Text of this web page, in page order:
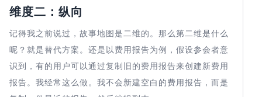
维度二：纵向
记得我之前说过，故事地图是二维的。那么第二维是什么
呢？就是替代方案。还是以费用报告为例，假设参会者意
识到，有的用户可以通过复制旧的费用报告来创建新费用
报告。我经常这么做。我不会新建空白的费用报告，而是